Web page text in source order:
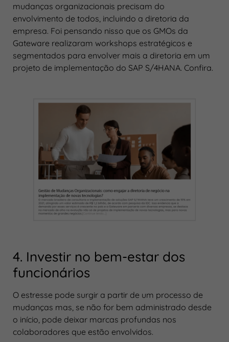
mudanças organizacionais precisam do
envolvimento de todos, incluindo a diretoria da
empresa. Foi pensando nisso que os GMOs da
Gateware realizaram workshops estratégicos e
segmentados para envolver mais a diretoria em um
projeto de implementação do SAP S/4HANA. Confira.
4. Investir no bem-estar dos
funcionários
O estresse pode surgir a partir de um processo de
mudanças mas, se não for bem administrado desde
o início, pode deixar marcas profundas nos
colaboradores que estão envolvidos.